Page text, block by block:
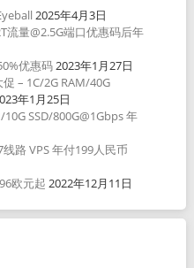
2025年4月3日
流量@2.5G端口优惠码后年
优惠码2023年1月27日
– 1C/2G RAM/40G
年1月25日
SSD/800G@1Gbps 年
路 VPS 年付199人民币
欧元起 2022年12月11日